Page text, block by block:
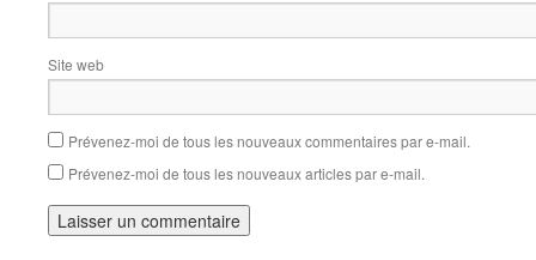
Site web
Prévenez-moi de tous les nouveaux commentaires par e-mail.
Prévenez-moi de tous les nouveaux articles par e-mail.